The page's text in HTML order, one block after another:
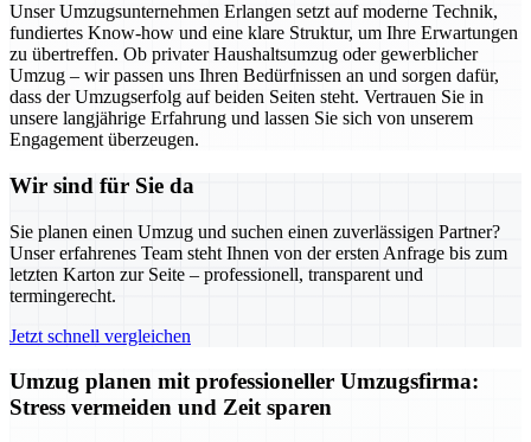
Unser Umzugsunternehmen Erlangen setzt auf moderne Technik,
fundiertes Know-how und eine klare Struktur, um Ihre Erwartungen
zu übertreffen. Ob privater Haushaltsumzug oder gewerblicher
Umzug – wir passen uns Ihren Bedürfnissen an und sorgen dafür,
dass der Umzugserfolg auf beiden Seiten steht. Vertrauen Sie in
unsere langjährige Erfahrung und lassen Sie sich von unserem
Engagement überzeugen.
Wir sind für Sie da
Sie planen einen Umzug und suchen einen zuverlässigen Partner?
Unser erfahrenes Team steht Ihnen von der ersten Anfrage bis zum
letzten Karton zur Seite – professionell, transparent und
termingerecht.
Jetzt schnell vergleichen
Umzug planen mit professioneller Umzugsfirma:
Stress vermeiden und Zeit sparen